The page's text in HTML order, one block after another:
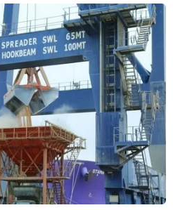
trung tính và thủ phạm đã